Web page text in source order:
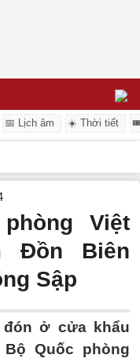
📅 Lịch âm ☀️ Thời tiết
Việt
Đồn Biên
Sập
đón ở cửa khẩu
Quốc phòng